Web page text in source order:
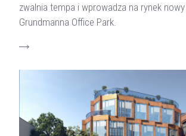
zwalnia tempa i wprowadza na rynek
Grundmanna Office Park.
czytaj więcej